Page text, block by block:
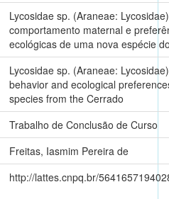
Lycosidae sp. (Araneae:
comportamento maternal e
ecológicas de uma nova espécie
Lycosidae sp. (Araneae:
behavior and ecological
species from the Cerrado
Trabalho de Conclusão de Curso
Freitas, Iasmim Pereira de
http://lattes.cnpq.br/